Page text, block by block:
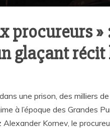
procureurs
glaçant récit
une prison, des milliers
à l’époque des Grandes
Kornev, le